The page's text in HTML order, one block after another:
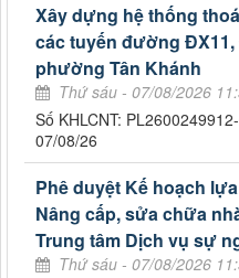
Xây dựng hệ thống
các tuyến đường
phường Tân Khánh
Thứ sáu - 07/08/2026
Số KHLCNT:
07/08/26
Phê duyệt Kế hoạch
Nâng cấp, sửa chữa
Trung tâm Dịch vụ sự
Thứ sáu - 07/08/2026